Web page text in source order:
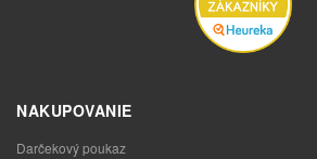
NAKUPOVANIE
Darčekový poukaz